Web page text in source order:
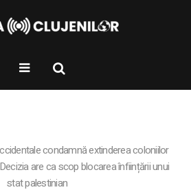
condamnă extinderea coloniilor
are ca scop blocarea înființării unui
stat palestinian